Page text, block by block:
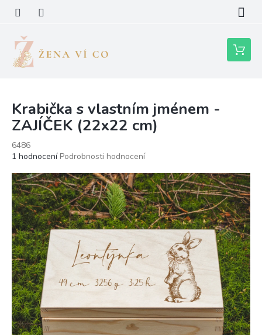
obsah
Nákupní
košík
Krabička s vlastním jménem -
ZAJÍČEK (22x22 cm)
6486
Průměrné
produktu
je
5,0
z
5
hvězdiček.
1 hodnocení Podrobnosti hodnocení